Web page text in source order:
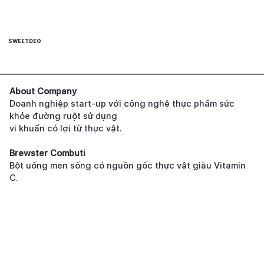
SWEETDEO
About Company
Doanh nghiệp start-up với công nghệ thực phẩm sức
khỏe đường ruột sử dụng
vi khuẩn có lợi từ thực vật.
Brewster Combuti
Bột uống men sống có nguồn gốc thực vật giàu Vitamin
C.